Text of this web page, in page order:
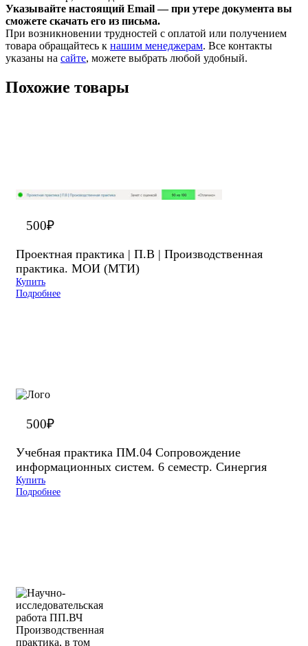
Указывайте настоящий Email — при утере документа вы
сможете скачать его из письма.
При возникновении трудностей с оплатой или получением
товара обращайтесь к нашим менеджерам. Все контакты
указаны на сайте, можете выбрать любой удобный.
Похожие товары
500₽
Проектная практика | П.В | Производственная
практика. МОИ (МТИ)
Купить
Подробнее
500₽
Учебная практика ПМ.04 Сопровождение
информационных систем. 6 семестр. Синергия
Купить
Подробнее